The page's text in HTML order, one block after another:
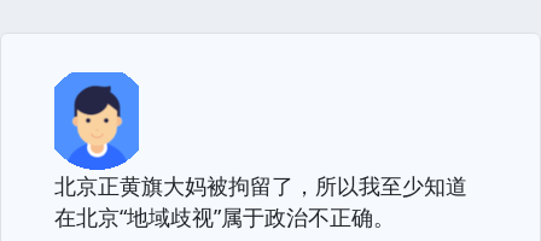
北京正黄旗大妈被拘留了，所以我至少知道
在北京“地域歧视”属于政治不正确。